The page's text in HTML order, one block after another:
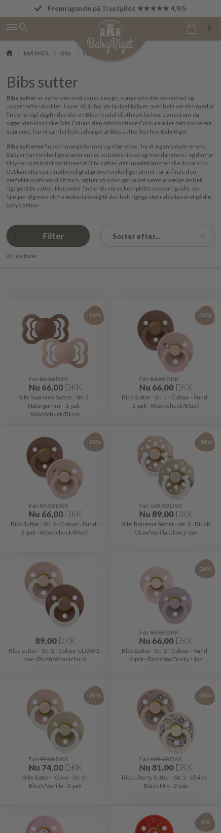
Fri fragt fra 499 kr.
Fremragende på Trustpilot ★★★★★ 4,9/5
0
MÆRKER Bibs Bibs sutter
Bibs sutter
Bibs sutterer synonym med dansk design, kompromisløs sikkerhed og
uovertruffen kvalitet. I over 40 år har de hjulpet babyer over hele verden med at
finde ro, og i dag findes der en Bibs-model til ethvert behov. Uanset om du
søger den klassiske Bibs Colour, den ortodontiske Couture eller den moderne
Supreme, har vi samlet hele udvalget af Bibs sutter her hos BabyRiget.
Bibs sutternefindes i mange former og størrelser, fordi ingen babyer er ens.
Babyer har forskellige præferencer, sutteteknikker og mundanatomi, og derfor
tilbyder vi et bredt sortiment af Bibs sutter, der imødekommer alle disse krav.
Det kan ofte være nødvendigt at prøve forskellige former for at finde den
perfekte pasform til dit barn, og her på siden gør vi det nemt at vælge de helt
rigtige Bibs sutter. Herunder finder du vores komplette ekspert-guide, der
hjælper dig med alt fra materialevalg til den helt rigtige størrelse baseret på din
babys behov.
Filter Sorter efter...
23 resultater
-26%
Før89,00DKK
Nu 66,00 DKK
Bibs Supreme Sutter - Str. 2 -
Naturgummi - 2-pak -
Woodchuck/Blush
-26%
Før89,00 DKK
Nu 66,00 DKK
Bibs Sutter - Str. 1 - Colour - Rund -
2-pak - Woodchuck/Blush
-26%
Før89,00DKK
Nu 66,00 DKK
Bibs Sutter - Str. 2 - Colour - Rund -
2-pak - Woodchuck/Blush
-14%
Før104,00 DKK
Nu 89,00 DKK
Bibs Boheme Sutter - str. 2 - Blush
Glow/Vanilla Glow 2-pak
89,00 DKK
Bibs sutter - Str. 2 - Colour GLOW 2-
pak - Blush/Woodchuck
-26%
Før89,00 DKK
Nu 66,00 DKK
Bibs Sutter - Str. 2 - Colour - Rund -
2-pak - Blossom/Dusky Lilac
-25%
Før99,00DKK
Nu 74,00 DKK
Bibs Sutter - Glow - Str. 2 -
Blush/Vanilla - 2-pak
-26%
Før109,00 DKK
Nu 81,00 DKK
Bibs Liberty Sutter - Str. 2 - Eloise -
Blush Mix - 2-pak
-5%